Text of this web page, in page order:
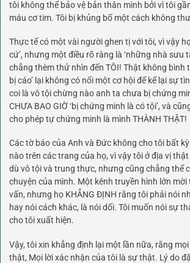
tôi không thể bảo vệ bản thân mình bởi vì tôi
máu cơ tim. Tôi bị khủng bố một cách không
Thực tế có một vài người ghen tị với tôi, vì vậy
cứ’, nhưng một điều rõ ràng là ‘những nhà sưu
chẳng thèm thử nhìn đến TÔI! Thật không bình
bị cáo’ lại không có nổi một cơ hội để kể lại sự
coi là vô tội chừng nào anh ta chưa bị chứng
CHƯA BAO GIỜ ‘bị chứng minh là có tội’, và
cho phép tự chứng minh là mình THÀNH THẬT!
Các tờ báo của Anh và Đức không cho tôi bất
nào trên các trang của họ, vì vậy tôi ở địa vị
dù vô tội và trung thực, nhưng cũng chẳng thể
chuyện của mình. Một kênh truyền hình lớn
vấn, nhưng họ KHẲNG ĐỊNH rằng tôi phải nói
hay nói cách khác, là nói dối. Tôi muốn nói sự
cho tôi xuất hiện.
Vậy, tôi xin khẳng định lại một lần nữa, rằng
thật, Mọi lời xác nhận của tôi là sự thật. Lý do